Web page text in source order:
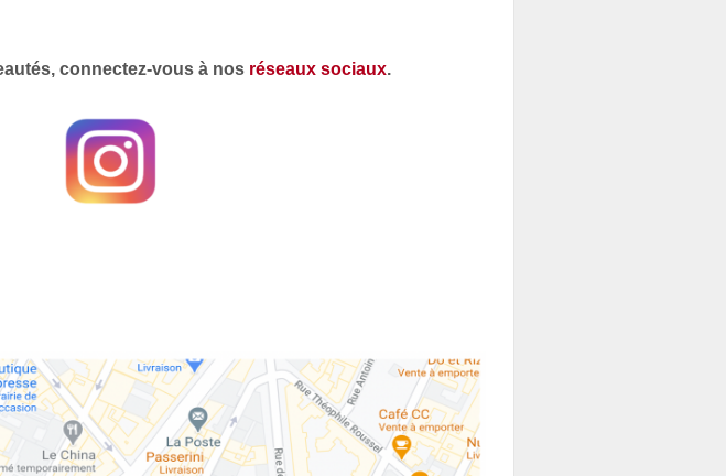
connectez-vous à nos réseaux sociaux.